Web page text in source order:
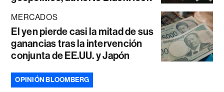
MERCADOS
El yen pierde casi la mitad de sus
ganancias tras la intervención
conjunta de EE.UU. y Japón
OPINIÓN BLOOMBERG